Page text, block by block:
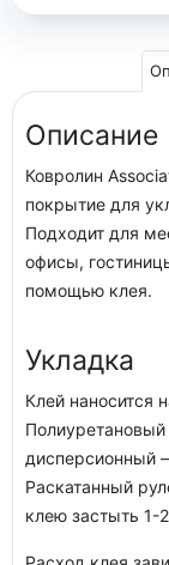
Описание
Ковролин
покрытие для
Подходит для
офисы,
помощью клея.
Укладка
Клей наносится
дисперсионный
Раскатанный
клею застыть 1-